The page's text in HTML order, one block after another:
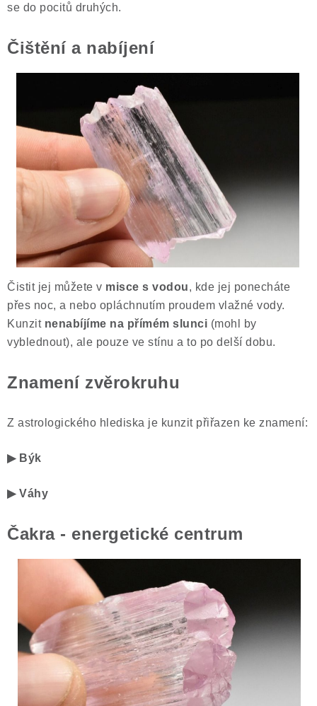
se do pocitů druhých.
Čištění a nabíjení
Čistit jej můžete v misce s vodou, kde jej ponecháte
přes noc, a nebo opláchnutím proudem vlažné vody.
Kunzit nenabíjíme na přímém slunci (mohl by
vyblednout), ale pouze ve stínu a to po delší dobu.
Znamení zvěrokruhu
Z astrologického hlediska je kunzit přiřazen ke znamení:
▶ Býk
▶ Váhy
Čakra - energetické centrum